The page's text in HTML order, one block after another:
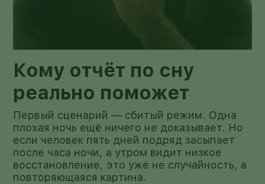
Кому отчёт по сну
реально поможет
Первый сценарий — сбитый режим. Одна
плохая ночь ещё ничего не доказывает. Но
если человек пять дней подряд засыпает
после часа ночи, а утром видит низкое
восстановление, это уже не случайность, а
повторяющаяся картина.